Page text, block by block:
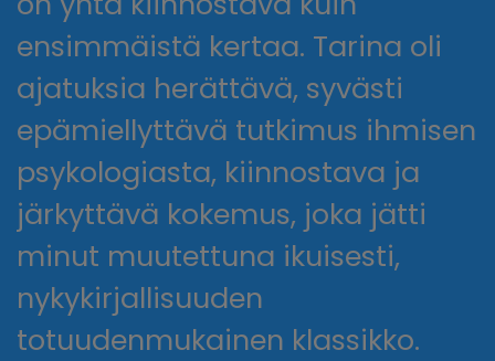
ensimmäistä kertaa. Tarina oli
ajatuksia herättävä, syvästi
epämiellyttävä tutkimus ihmisen
psykologiasta, kiinnostava ja
järkyttävä kokemus, joka jätti
minut muutettuna ikuisesti,
nykykirjallisuuden
totuudenmukainen klassikko.